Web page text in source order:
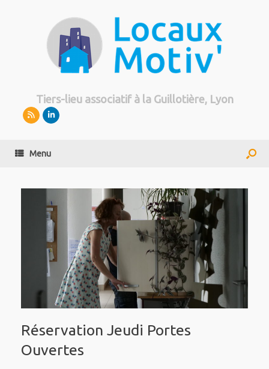
Tiers-lieu associatif à la Guillotière, Lyon
Menu
Réservation Jeudi Portes
Ouvertes